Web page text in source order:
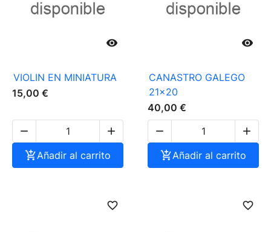

VIOLIN EN MINIATURA
15,00 €


Añadir al carrito

CANASTRO GALEGO
21x20
40,00 €


Añadir al carrito
favorite_border favorite_border